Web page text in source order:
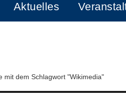
Aktuelles
mit dem Schlagwort "Wikimedia"